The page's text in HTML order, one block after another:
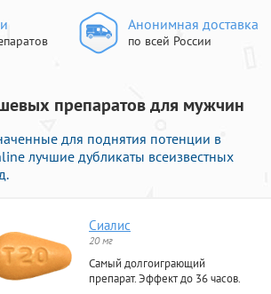
Анонимная доставка
по всей России
препаратов для мужчин
для поднятия потенции в
лучшие дубликаты всеизвестных
Сиалис
20 мг
Самый долгоиграющий
препарат. Эффект до 36 часов.